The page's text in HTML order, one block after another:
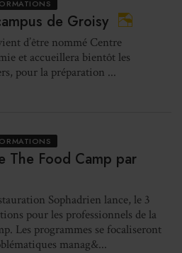
de Groisy
d’être nommé Centre
et accueillera bientôt les
pour la préparation ...
The Food Camp par
Sophadrien lance, le 3
pour les professionnels de la
Les programmes se focaliseront
manag&...